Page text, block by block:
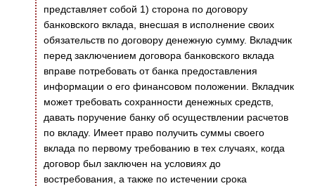
представляет собой 1) сторона по договору
банковского вклада, внесшая в исполнение своих
обязательств по договору денежную сумму. Вкладчик
перед заключением договора банковского вклада
вправе потребовать от банка предоставления
информации о его финансовом положении. Вкладчик
может требовать сохранности денежных средств,
давать поручение банку об осуществлении расчетов
по вкладу. Имеет право получить суммы своего
вклада по первому требованию в тех случаях, когда
договор был заключен на условиях до
востребования, а также по истечении срока